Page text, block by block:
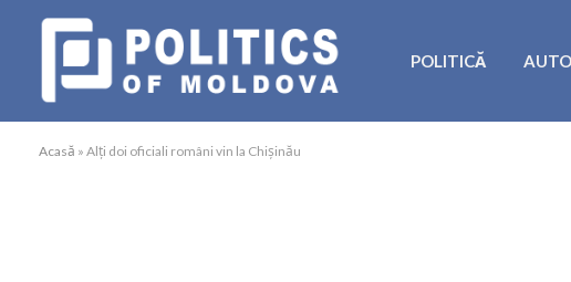
POLITICĂ
Acasă » Alți doi oficiali români vin la Chișinău